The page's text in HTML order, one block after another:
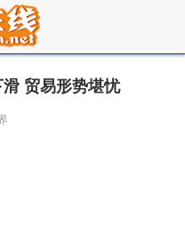
贸易形势堪忧